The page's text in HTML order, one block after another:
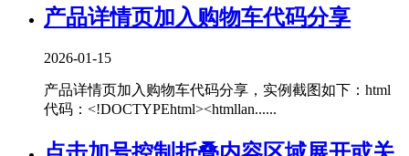
产品详情页加入购物车代码分享
2026-01-15
产品详情页加入购物车代码分享，实例截图如下：html
代码：<!DOCTYPEhtml><htmllan......